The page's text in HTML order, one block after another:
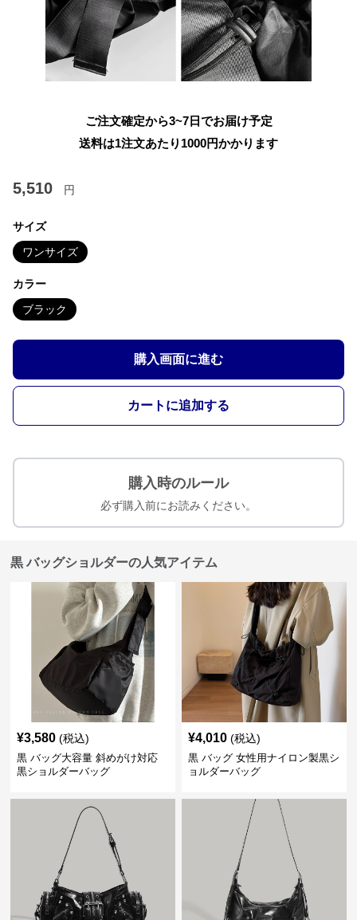
ご注文確定から3~7日でお届け予定
送料は1注文あたり 1000円かかります
5,510 円
サイズ
ワンサイズ
カラー
ブラック
購入画面に進む
カートに追加する
購入時のルール
必ず購入前にお読みください。
黒 バッグショルダーの人気アイテム
¥3,580 (税込)
黒 バッグ大容量 斜めがけ対応
黒ショルダーバッグ
¥4,010 (税込)
黒 バッグ 女性用ナイロン製黒シ
ョルダーバッグ